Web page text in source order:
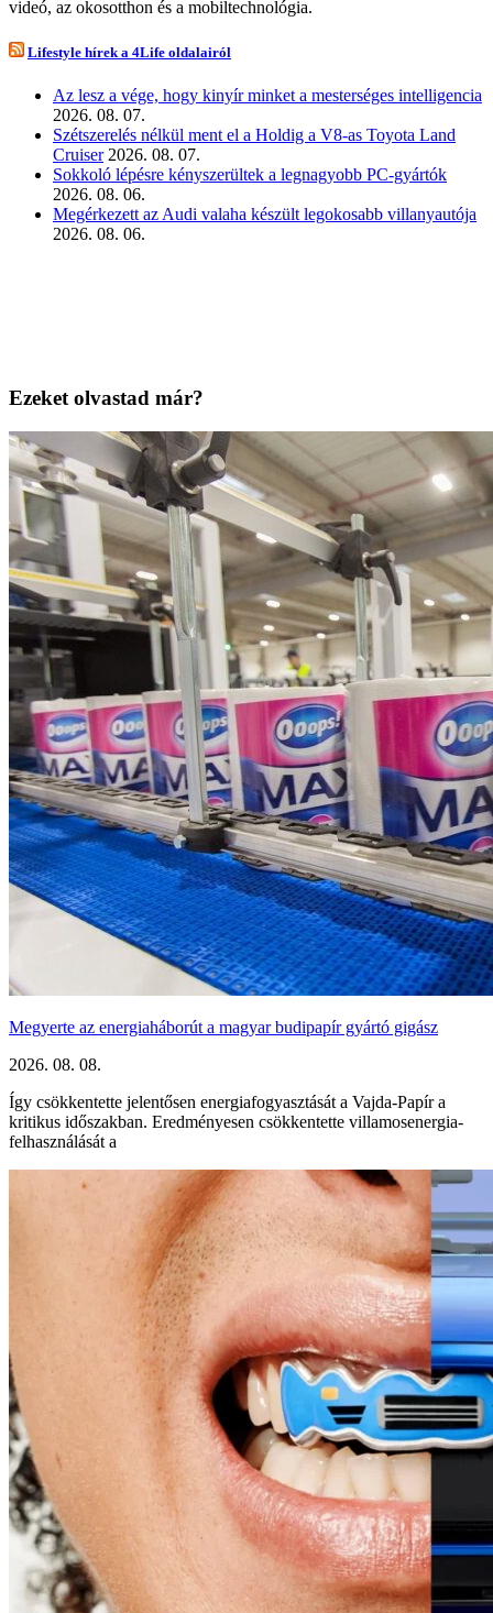
videó, az okosotthon és a mobiltechnológia.
Lifestyle hírek a 4Life oldalairól
Az lesz a vége, hogy kinyír minket a mesterséges intelligencia
2026. 08. 07.
Szétszerelés nélkül ment el a Holdig a V8-as Toyota Land
Cruiser 2026. 08. 07.
Sokkoló lépésre kényszerültek a legnagyobb PC-gyártók
2026. 08. 06.
Megérkezett az Audi valaha készült legokosabb villanyautója
2026. 08. 06.
Ezeket olvastad már?
Megyerte az energiaháborút a magyar budipapír gyártó gigász
2026. 08. 08.
Így csökkentette jelentősen energiafogyasztását a Vajda-Papír a
kritikus időszakban. Eredményesen csökkentette villamosenergia-
felhasználását a